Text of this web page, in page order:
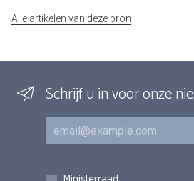
Alle artikelen van deze bron
Schrijf u in voor onze
E-mail
Inschrijvingen